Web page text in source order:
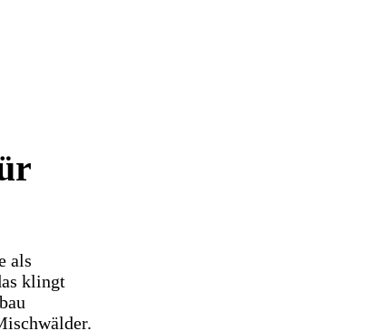
als
klingt